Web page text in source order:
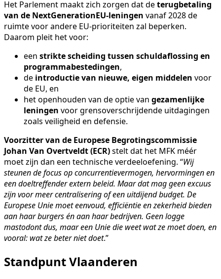
Het Parlement maakt zich zorgen dat deterugbetaling
van de NextGenerationEU-leningen vanaf 2028 de
ruimte voor andere EU-prioriteiten zal beperken.
Daarom pleit het voor:
een strikte scheiding tussen schuldaflossing en
programmabestedingen,
de introductie van nieuwe, eigen middelen voor
de EU, en
het openhouden van de optie van gezamenlijke
leningen voor grensoverschrijdende uitdagingen
zoals veiligheid en defensie.
Voorzitter van de Europese Begrotingscommissie
Johan Van Overtveldt (ECR)stelt dat het MFK méér
moet zijn dan een technische verdeeloefening. “Wij
steunen de focus op concurrentievermogen, hervormingen en
een doeltreffender extern beleid. Maar dat mag geen excuus
zijn voor meer centralisering of een uitdijend budget. De
Europese Unie moet eenvoud, efficiëntie en zekerheid bieden
aan haar burgers én aan haar bedrijven. Geen logge
mastodont dus, maar een Unie die weet wat ze moet doen, en
vooral: wat ze beter niet doet.”
Standpunt Vlaanderen